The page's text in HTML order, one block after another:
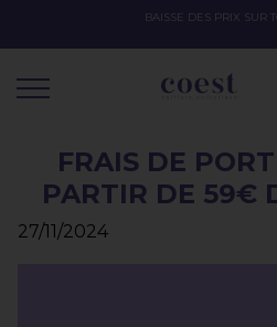
BAISSE DES PRIX SUR
FRAIS DE
PARTIR DE 59€
27/11/2024